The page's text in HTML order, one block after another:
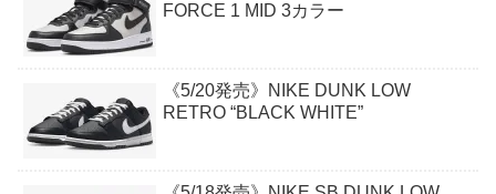
FORCE 1 MID 3カラー
《5/20発売》NIKE DUNK LOW
RETRO “BLACK WHITE”